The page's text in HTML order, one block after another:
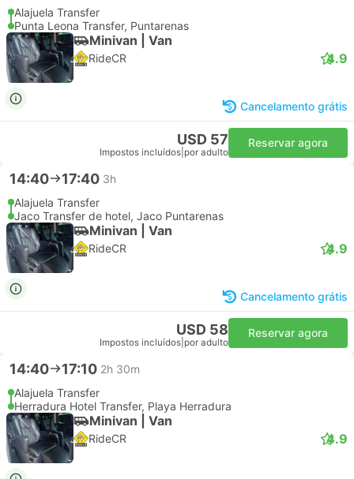
Alajuela Transfer
Punta Leona Transfer, Puntarenas
Minivan | Van
RideCR 4.9
Cancelamento grátis
USD 57
Impostos incluídos por adulto
Reservar agora
14:40 17:40 3h
Alajuela Transfer
Jaco Transfer de hotel, Jaco Puntarenas
Minivan | Van
RideCR 4.9
Cancelamento grátis
USD 58
Impostos incluídos por adulto
Reservar agora
14:40 17:10 2h 30m
Alajuela Transfer
Herradura Hotel Transfer, Playa Herradura
Minivan | Van
RideCR 4.9